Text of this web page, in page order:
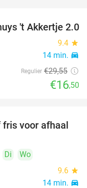
44%
't Akkertje 2.0
9.4 star
14 min. directions_car
Regulier €29,55
€16,50
48%
fris voor afhaal
Di
Wo
9.6 star
14 min. directions_car